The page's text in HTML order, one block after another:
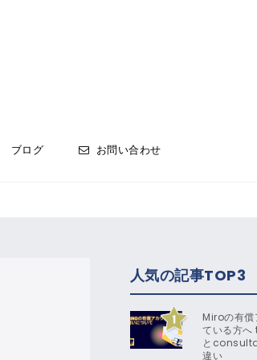
ブログ お問い合わせ
人気の記事TOP3
Miroの有償
ている方
と
違い